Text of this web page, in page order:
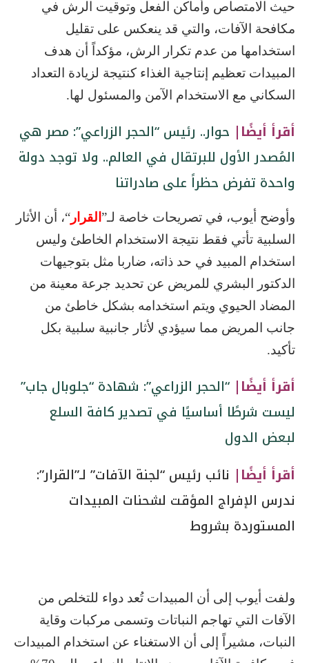
حيث الامتصاص وأماكن الفعل وتوقيت الرش في
مكافحة الآفات، والتي قد ينعكس على تقليل
استخدامها من عدم تكرار الرش، مؤكداً أن هدف
المبيدات تعظيم إنتاجية الغذاء كنتيجة لزيادة التعداد
السكاني مع الاستخدام الآمن والمسئول لها.
أقرأ أيضًا| حوار.. رئيس “الحجر الزراعي”: مصر هي
المُصدر الأول للبرتقال في العالم.. ولا توجد دولة
واحدة تفرض حظراً على صادراتنا
وأوضح أيوب، في تصريحات خاصة لـ” القرار “، أن الأثار
السلبية تأتي فقط نتيجة الاستخدام الخاطئ وليس
استخدام المبيد في حد ذاته، ضاربا مثل بتوجيهات
الدكتور البشري للمريض عن تحديد جرعة معينة من
المضاد الحيوي ويتم استخدامه بشكل خاطئ من
جانب المريض مما سيؤدي لأثار جانبية سلبية بكل
تأكيد.
أقرأ أيضًا| “الحجر الزراعي”: شهادة “جلوبال جاب”
ليست شرطًا أساسيًا في تصدير كافة السلع
لبعض الدول
أقرأ أيضًا| نائب رئيس “لجنة الآفات” لـ”القرار”:
ندرس الإفراج المؤقت لشحنات المبيدات
المستوردة بشروط
ولفت أيوب إلى أن المبيدات تُعد دواء للتخلص من
الآفات التي تهاجم النباتات وتسمى مركبات وقاية
النبات، مشيراً إلى أن الاستغناء عن استخدام المبيدات